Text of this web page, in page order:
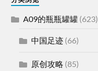
A09的瓶瓶罐罐 (623)
中国足迹 (66)
原创攻略 (85)